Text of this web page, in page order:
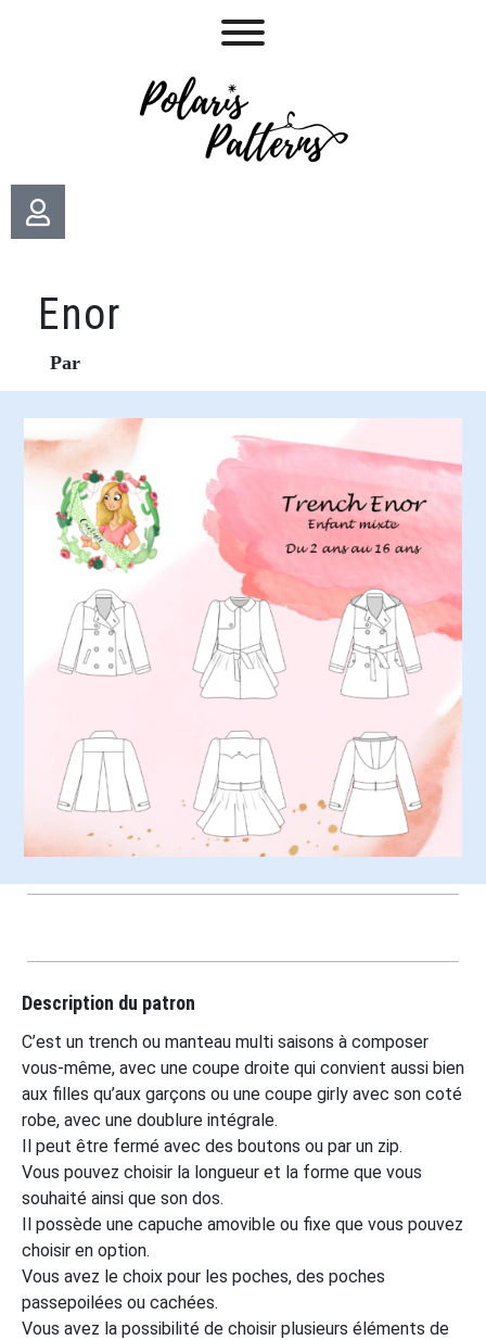
Enor
Par
Description du patron
C’est un trench ou manteau multi saisons à composer
vous-même, avec une coupe droite qui convient aussi bien
aux filles qu’aux garçons ou une coupe girly avec son coté
robe, avec une doublure intégrale.
Il peut être fermé avec des boutons ou par un zip.
Vous pouvez choisir la longueur et la forme que vous
souhaité ainsi que son dos.
Il possède une capuche amovible ou fixe que vous pouvez
choisir en option.
Vous avez le choix pour les poches, des poches
passepoilées ou cachées.
Vous avez la possibilité de choisir plusieurs éléments de